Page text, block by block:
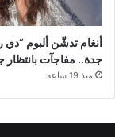
أنغام تدشّن ألبوم
جدة.. مفاجآت بانتظار
منذ 19 ساعة